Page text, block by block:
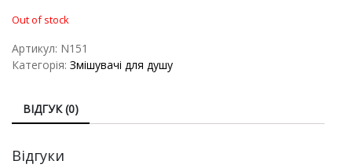
Out of stock
Артикул: N151
Категорія: Змішувачі для душу
ВІДГУК (0)
Відгуки